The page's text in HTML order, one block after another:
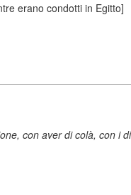
erano condotti in Egitto]
con aver di colà, con i